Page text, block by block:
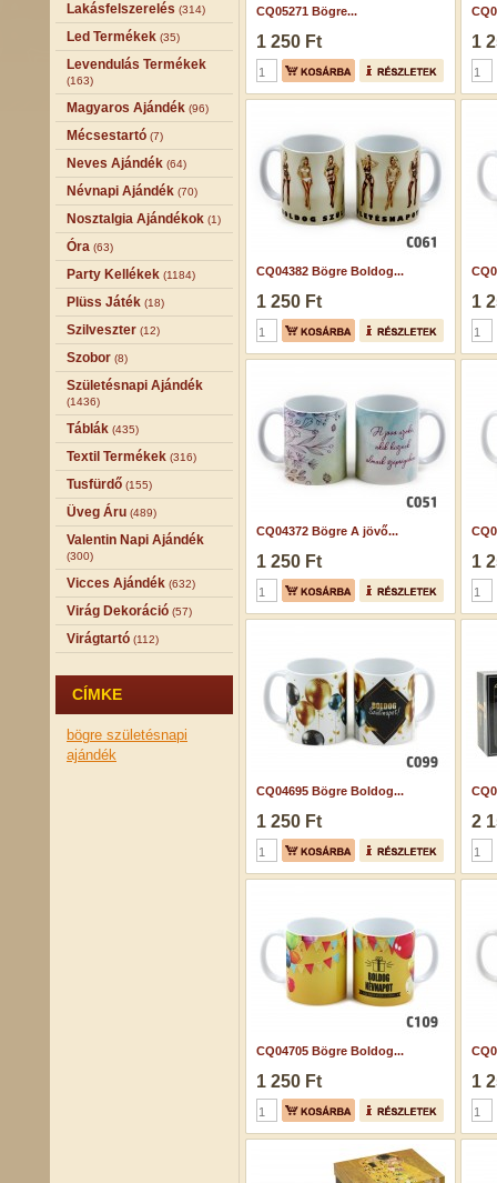
Lakásfelszerelés (314)
Led Termékek (35)
Levendulás Termékek
(163)
Magyaros Ajándék (96)
Mécsestartó (7)
Neves Ajándék (64)
Névnapi Ajándék (70)
Nosztalgia Ajándékok (1)
Óra (63)
Party Kellékek (1184)
Plüss Játék (18)
Szilveszter (12)
Szobor (8)
Születésnapi Ajándék
(1436)
Táblák (435)
Textil Termékek (316)
Tusfürdő (155)
Üveg Áru (489)
Valentin Napi Ajándék
(300)
Vicces Ajándék (632)
Virág Dekoráció (57)
Virágtartó (112)
CÍMKE
bögre születésnapi
ajándék
CQ05271 Bögre...
1 250 Ft 1
CQ04382 Bögre Boldog...
1 250 Ft 1
CQ04372 Bögre A jövő...
1 250 Ft 1
CQ04695 Bögre Boldog...
1 250 Ft 2
CQ04705 Bögre Boldog...
1 250 Ft 1